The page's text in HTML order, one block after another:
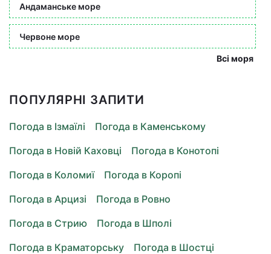
Андаманське море
Червоне море
Всі моря
ПОПУЛЯРНІ ЗАПИТИ
Погода в Ізмаїлі
Погода в Каменському
Погода в Новій Каховці
Погода в Конотопі
Погода в Коломиї
Погода в Коропі
Погода в Арцизі
Погода в Ровно
Погода в Стрию
Погода в Шполі
Погода в Краматорську
Погода в Шостці